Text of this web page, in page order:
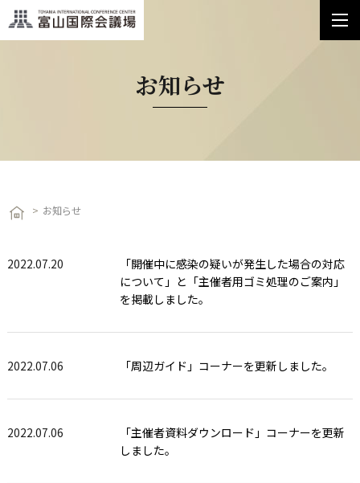
お知らせ
お知らせ
2022.07.20
「開催中に感染の疑いが発生した場合の対応
について」と「主催者用ゴミ処理のご案内」
を掲載しました。
2022.07.06 「周辺ガイド」コーナーを更新しました。
2022.07.06
「主催者資料ダウンロード」コーナーを更新
しました。